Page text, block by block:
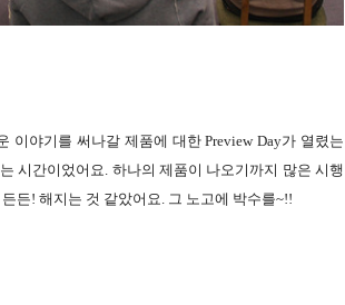
이야기를 써나갈 제품에 대한 Preview Day가 열렸는
시간이었어요. 하나의 제품이 나오기까지 많은 시행
든! 해지는 것 같았어요. 그 노고에 박수를~!!